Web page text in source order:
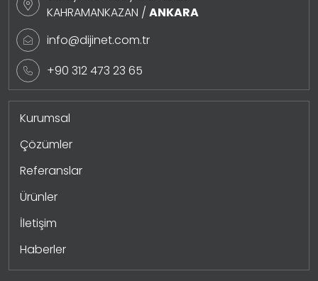
KAHRAMANKAZAN / ANKARA
info@dijinet.com.tr
+90 312 473 23 65
Kurumsal
Çözümler
Referanslar
Ürünler
İletişim
Haberler